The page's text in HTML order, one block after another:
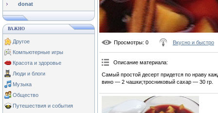
donat
ВАЖНО
Другое
Компьютерные игры
Красота и здоровье
Люди и блоги
Музыка
Общество
Путешествия и события
Просмотры: 0 Вкусно и быстро
Описание материала:
Самый простой десерт придется по нраву
вино — 2 чашки;тросниковый сахар — 30 гр.